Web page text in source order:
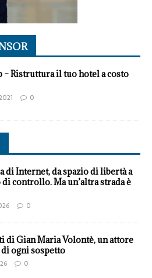
– Ristruttura il tuo hotel a costo
0
di Internet, da spazio di libertà a
controllo. Ma un’altra strada è
0
di Gian Maria Volontè, un attore
ogni sospetto
0